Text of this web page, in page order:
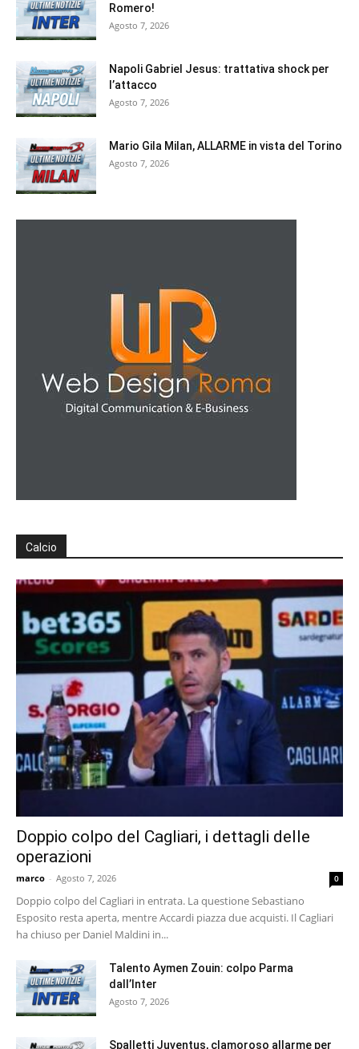
Romero!
Agosto 7, 2026
Napoli Gabriel Jesus: trattativa shock per
l’attacco
Agosto 7, 2026
Mario Gila Milan, ALLARME in vista del Torino
Agosto 7, 2026
Calcio
Doppio colpo del Cagliari, i dettagli delle
operazioni
marco - Agosto 7, 2026 0
Doppio colpo del Cagliari in entrata. La questione Sebastiano
Esposito resta aperta, mentre Accardi piazza due acquisti. Il Cagliari
ha chiuso per Daniel Maldini in...
Talento Aymen Zouin: colpo Parma
dall’Inter
Agosto 7, 2026
Spalletti Juventus, clamoroso allarme per